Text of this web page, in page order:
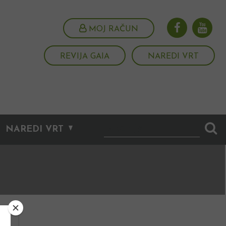
MOJ RAČUN
REVIJA GAIA NAREDI VRT
NAREDI VRT